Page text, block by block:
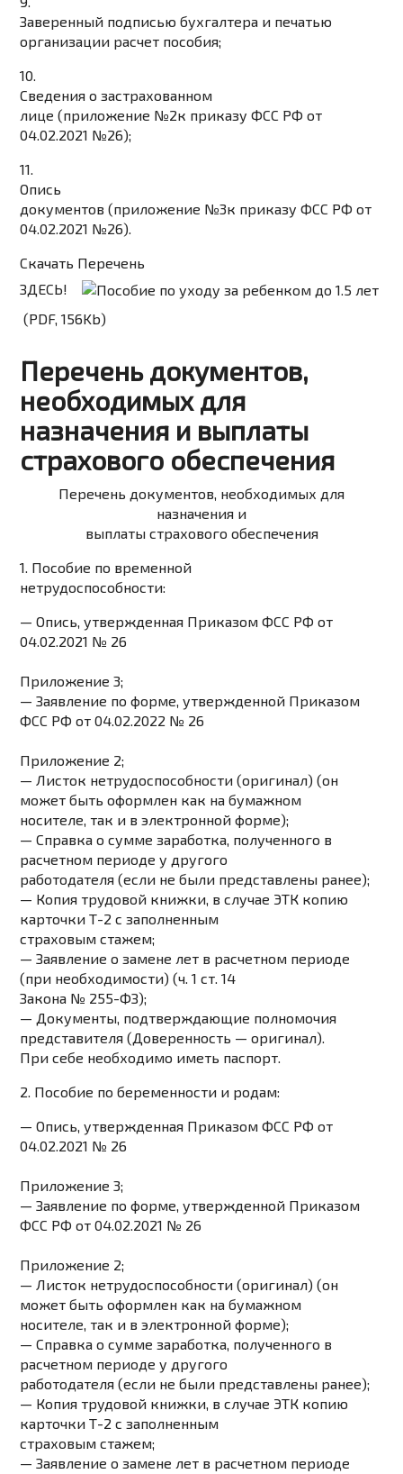
Заверенный подписью бухгалтера и печатью
организации расчет пособия;
10.
Сведения о застрахованном
лице(приложение №2к приказу ФСС РФ от
04.02.2021 №26);
11.
Опись
документов(приложение №3к приказу ФСС РФ от
04.02.2021 №26).
Скачать Перечень
ЗДЕСЬ!
(PDF, 156Kb)
Перечень документов,
необходимых для
назначения и выплаты
страхового обеспечения
Перечень документов, необходимых для
назначения и
выплаты страхового обеспечения
1. Пособие по временной
нетрудоспособности:
— Опись, утвержденная Приказом ФСС РФ от
04.02.2021 № 26
Приложение 3;
— Заявление по форме, утвержденной Приказом
ФСС РФ от 04.02.2022 № 26
Приложение 2;
— Листок нетрудоспособности (оригинал) (он
может быть оформлен как на бумажном
носителе, так и в электронной форме);
— Справка о сумме заработка, полученного в
расчетном периоде у другого
работодателя (если не были представлены ранее);
— Копия трудовой книжки, в случае ЭТК копию
карточки Т-2 с заполненным
страховым стажем;
— Заявление о замене лет в расчетном периоде
(при необходимости) (ч. 1 ст. 14
Закона № 255-ФЗ);
— Документы, подтверждающие полномочия
представителя (Доверенность — оригинал).
При себе необходимо иметь паспорт.
2. Пособие по беременности и родам:
— Опись, утвержденная Приказом ФСС РФ от
04.02.2021 № 26
Приложение 3;
— Заявление по форме, утвержденной Приказом
ФСС РФ от 04.02.2021 № 26
Приложение 2;
— Листок нетрудоспособности (оригинал) (он
может быть оформлен как на бумажном
носителе, так и в электронной форме);
— Справка о сумме заработка, полученного в
расчетном периоде у другого
работодателя (если не были представлены ранее);
— Копия трудовой книжки, в случае ЭТК копию
карточки Т-2 с заполненным
страховым стажем;
— Заявление о замене лет в расчетном периоде